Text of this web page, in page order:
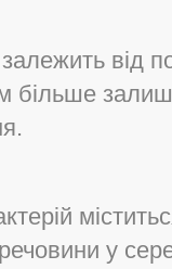
від
більше
у